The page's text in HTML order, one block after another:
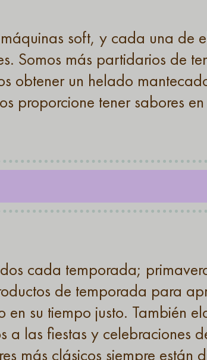
soft, y cada una de
Somos más partidarios de
obtener un helado
proporcione tener sabores
cada temporada;
de temporada para
su tiempo justo. También
a las fiestas y celebraciones
más clásicos siempre están